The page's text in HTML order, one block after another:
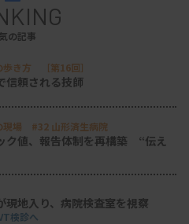
の記事
き方 ［第16回］
信頼される技師
現場 #32 山形済生病院
ク値、報告体制を再構築 “伝え
現地入り、病院検査室を視察
検診へ